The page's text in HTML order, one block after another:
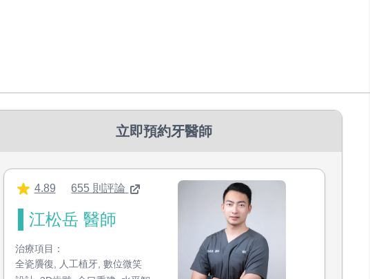
立即預約牙醫師
4.89 655 則評論
江松岳 醫師
治療項目：
全瓷贗復
人工植牙, 數位微笑